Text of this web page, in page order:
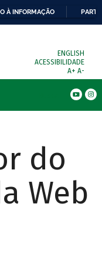
À INFORMAÇÃO
ENGLISH
ACESSIBILIDADE
A+ A-
do
Web